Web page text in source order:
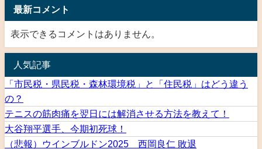
最新コメント
表示できるコメントはありません。
人気記事
「市民税・県民税・森林環境税」と「住民税」はどう違う
の？
テニスの筋肉痛を翌日には解消させる方法を教えて！
大谷翔平選手、今期初死球！
（悲報）ウインブルドン2025 西岡良仁 敗退